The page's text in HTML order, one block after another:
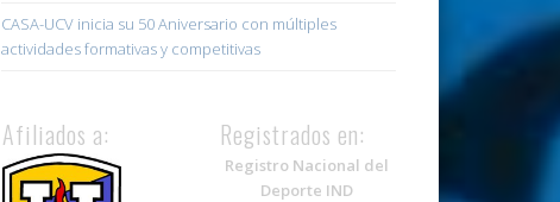
CASA-UCV inicia su 50 Aniversario con múltiples
actividades formativas y competitivas
Afiliados a: Registrados en:
Registro Nacional del
Deporte IND